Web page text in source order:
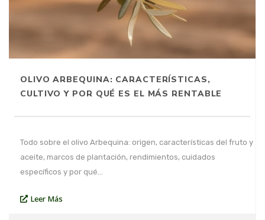
OLIVO ARBEQUINA: CARACTERÍSTICAS,
CULTIVO Y POR QUÉ ES EL MÁS RENTABLE
Todo sobre el olivo Arbequina: origen, características del fruto y
aceite, marcos de plantación, rendimientos, cuidados
específicos y por qué…
Leer Más